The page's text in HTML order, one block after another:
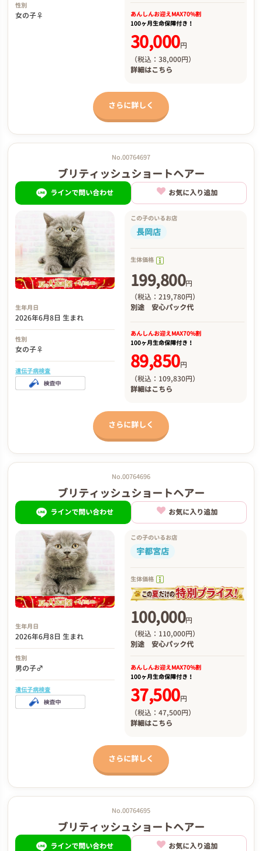
性別
女の子♀ あんしんお迎えMAX70%割
100ヶ月生命保障付き！
30,000円
（税込：38,000円）
詳細はこちら
さらに詳しく
No.00764697
ブリティッシュショートヘアー
ラインで問い合わせ お気に入り追加
生年月日
2026年6月8日 生まれ
性別
女の子♀
遺伝子病検査
この子のいるお店
長岡店
生体価格
199,800円
（税込：219,780円）
別途 安心パック代
あんしんお迎えMAX70%割
100ヶ月生命保障付き！
89,850円
（税込：109,830円）
詳細はこちら
さらに詳しく
No.00764696
ブリティッシュショートヘアー
ラインで問い合わせ お気に入り追加
生年月日
2026年6月8日 生まれ
性別
男の子♂
遺伝子病検査
この子のいるお店
宇都宮店
生体価格
100,000円
（税込：110,000円）
別途 安心パック代
あんしんお迎えMAX70%割
100ヶ月生命保障付き！
37,500円
（税込：47,500円）
詳細はこちら
さらに詳しく
No.00764695
ブリティッシュショートヘアー
ラインで問い合わせ お気に入り追加